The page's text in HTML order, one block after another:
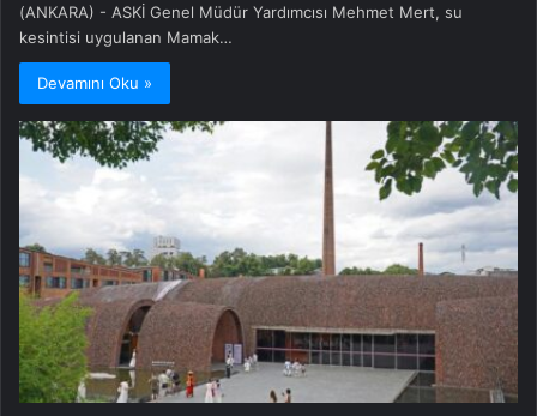
(ANKARA) - ASKİ Genel Müdür Yardımcısı Mehmet Mert, su
kesintisi uygulanan Mamak…
Devamını Oku »